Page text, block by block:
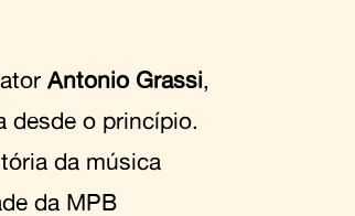
Antonio Grassi,
desde o princípio.
da música
da MPB